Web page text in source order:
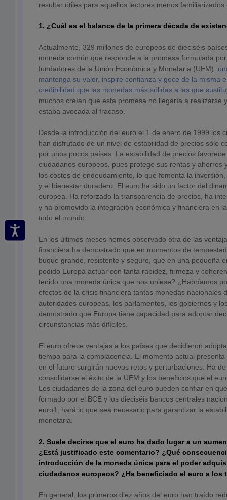
resultar útiles para aquellos lectores menos
1. ¿Cuál es el balance de la primera década de
Actualmente, 329 millones de europeos de dieciséis
moneda común que responde a la promesa formulada
fundadores de la Unión Económica y Monetaria (UEM):
mantenga su valor, inspire confianza y goce de la misma
credibilidad que las monedas más sólidas a las que
muchos creían que esta promesa no llegaría a realizarse
estaba avocada al fracaso.
Desde la introducción del euro el 1 de enero de 1999 los
han disfrutado de un nivel de estabilidad de precios sólo
por unos pocos países. La estabilidad de precios
ciudadanos europeos, pues protege sus rentas y ahorros
los costes de endeudamiento, lo que fomenta la
y el bienestar duradero. El euro ha sido un factor del
europea. Ha reforzado la transparencia de precios, ha
y ha promovido la integración económica y financiera en
todo el mundo.
En los últimos meses hemos observado otra de las
financiera ha demostrado que en momentos de
buque grande, resistente y seguro, que en una pequeña
podido Europa actuar con tanta rapidez, firmeza y
tenido una moneda única que nos uniese? ¿Habríamos
efectos de la crisis financiera tantas monedas nacionales
autoridades europeas, los parlamentos, los gobiernos y
demostrado que Europa tiene capacidad para adoptar
circunstancias más difíciles.
El euro ofrece ventajas a los países que decidieron
tiempo para la complacencia. El momento actual
en el futuro surgirán nuevos retos y perturbaciones. Ha
consolidarse el éxito de la UEM y los beneficios que el
Los ciudadanos de la zona del euro pueden confiar en
formado por el BCE y los dieciséis bancos centrales
euro1, hará lo que sea necesario para garantizar la
monetaria.
2. Suele decirse que el euro ha dado lugar a un
¿Está justificado este comentario? ¿Qué
introducción de la moneda única para el poder
ciudadanos europeos? ¿Ha beneficiado el euro a
En general, los primeros diez años del euro han traído